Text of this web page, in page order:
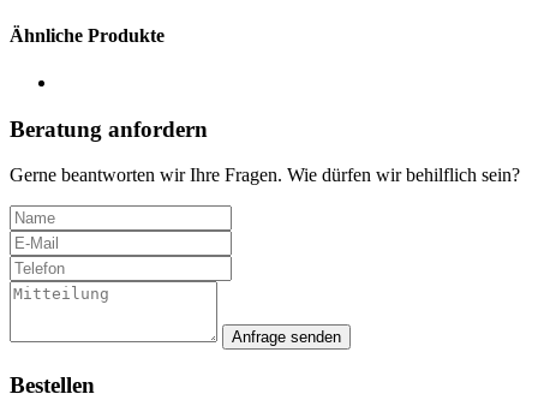
Ähnliche Produkte
Beratung anfordern
Gerne beantworten wir Ihre Fragen. Wie dürfen wir behilflich sein?
Anfrage senden
Bestellen